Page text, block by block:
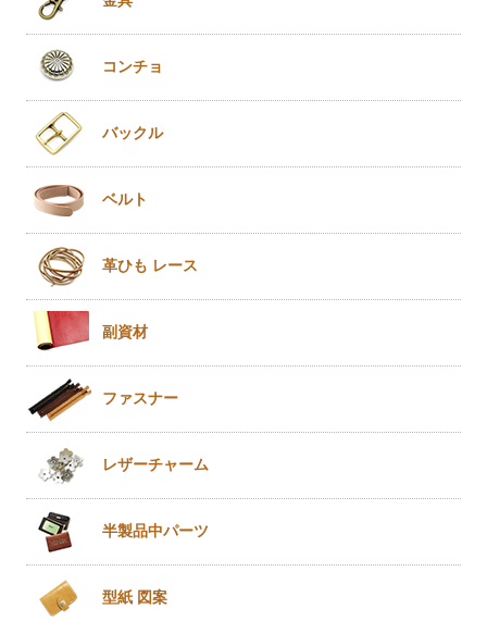
コンチョ
バックル
ベルト
革ひも レース
副資材
ファスナー
レザーチャーム
半製品中パーツ
型紙 図案